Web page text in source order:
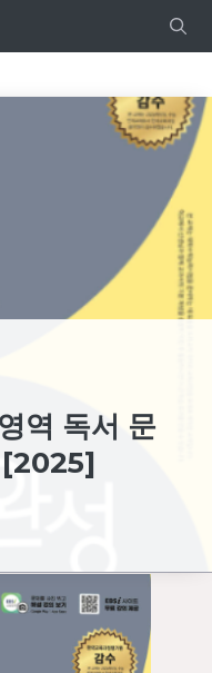
역 독서 문
[2025]